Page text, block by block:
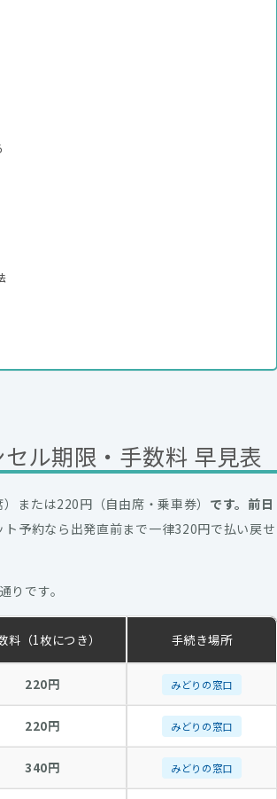
ル期限・手数料 早見表
または220円（自由席・乗車券） です。前日
予約なら出発直前まで一律320円で払い戻せ
りです。
料（1枚につき） 手続き場所
220円 みどりの窓口
220円 みどりの窓口
340円 みどりの窓口